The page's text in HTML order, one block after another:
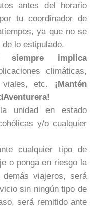
antes del horario
tu coordinador de
ya que no se
lo estipulado.
siempre implica
climáticas,
viales, etc. ¡Mantén
unidad en estado
y/o cualquier
cualquier tipo de
o ponga en riesgo la
viajeros, será
sin ningún tipo de
será remitido ante